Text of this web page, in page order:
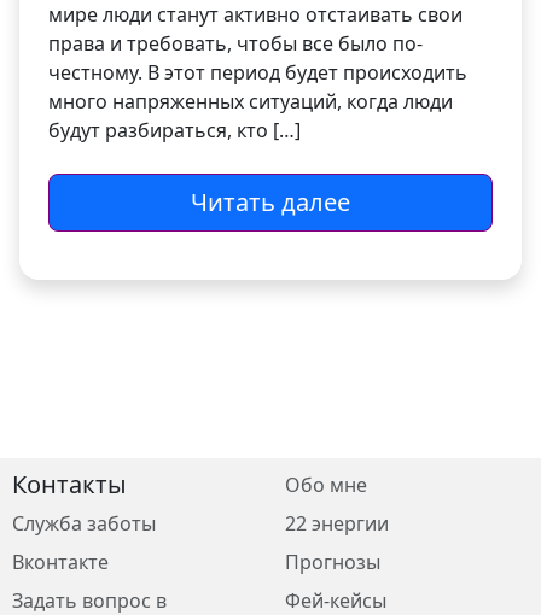
мире люди станут активно отстаивать свои
права и требовать, чтобы все было по-
честному. В этот период будет происходить
много напряженных ситуаций, когда люди
будут разбираться, кто […]
Читать далее
Контакты
Служба заботы
Вконтакте
Задать вопрос в
Обо мне
22 энергии
Прогнозы
Фей-кейсы